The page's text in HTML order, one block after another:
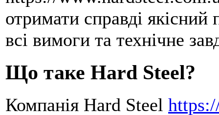
отримати справді якісний
всі вимоги та технічне
Що таке Hard Steel?
Компанія Hard Steel